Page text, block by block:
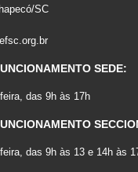
SC
SEDE:
das 9h às 17h
das 9h às 13 e 14h às